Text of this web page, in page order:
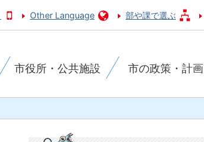
Other Language 部や課で選ぶ
市役所・公共施設 市の政策・計画